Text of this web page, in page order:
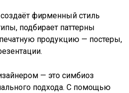
фирменный стиль
подбирает паттерны
продукцию — постеры,
— это симбиоз
подхода. С помощью